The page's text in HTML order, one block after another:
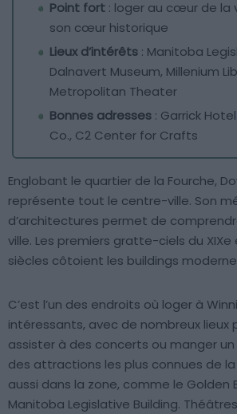
Point fort : loger au cœur de la
son cœur historique
Lieux d’intérêts : Manitoba
Dalnavert Museum, Millenium
Metropolitan Theater
Bonnes adresses : Garrick
Co., C2 Center for Crafts
Englobant le quartier de la Fourche,
représente tout le centre-ville. Son
d’architectures permet de
ville. Les premiers gratte-ciels du
siècles côtoient les buildings
C’est l’un des endroits où loger à
intéressants, avec de nombreux lieux
assister à des concerts ou manger
des attractions les plus connues de
aussi dans la zone, comme le Golden
Manitoba Legislative Building.